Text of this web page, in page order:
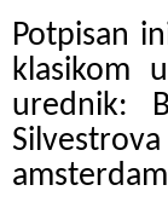
Potpisan
klasikom
urednik: B